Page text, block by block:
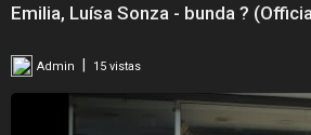
Emilia, Luísa Sonza - bunda ?
Admin 15 vistas